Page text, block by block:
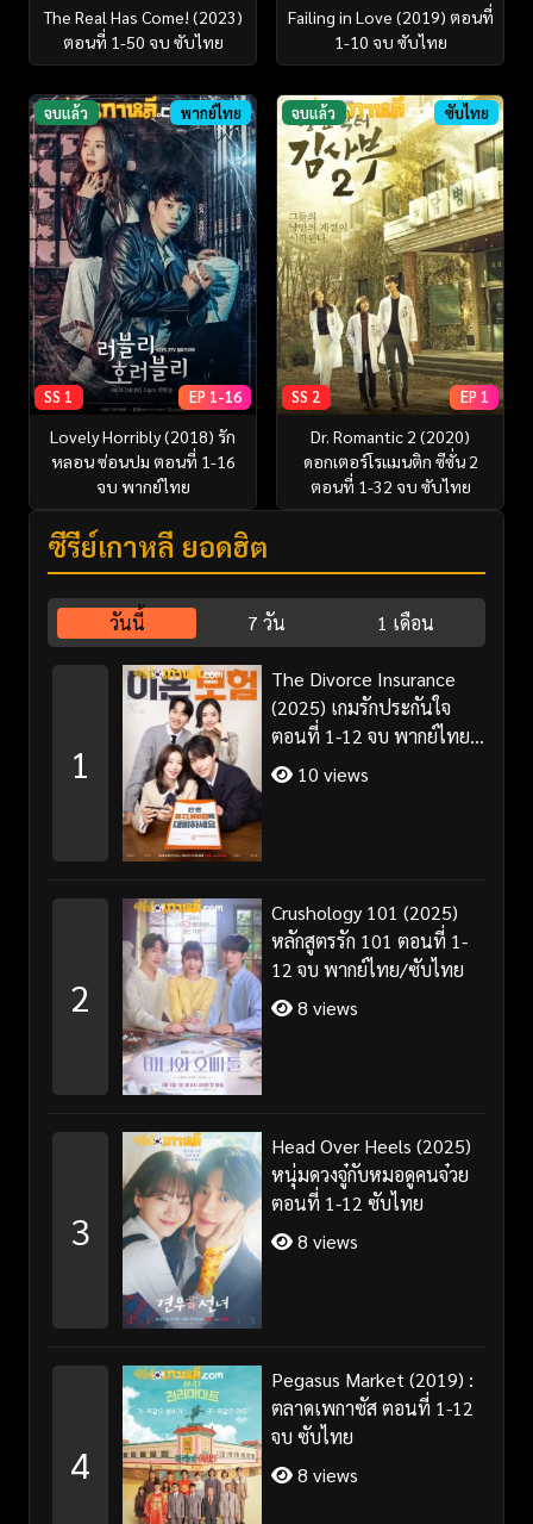
The Real Has Come! (2023)
ตอนที่ 1-50 จบ ซับไทย
Failing in Love (2019) ตอนที่
1-10 จบ ซับไทย
จบแล้ว พากย์ไทย
SS 1 EP 1-16
Lovely Horribly (2018) รัก
หลอน ซ่อนปม ตอนที่ 1-16
จบ พากย์ไทย
จบแล้ว ซับไทย
SS 2 EP 1
Dr. Romantic 2 (2020)
ดอกเตอร์โรแมนติก ซีซั่น 2
ตอนที่ 1-32 จบ ซับไทย
ซีรี่ย์เกาหลี ยอดฮิต
วันนี้ 7 วัน 1 เดือน
1
The Divorce Insurance
(2025) เกมรักประกันใจ
ตอนที่ 1-12 จบ พากย์ไทย
ซับไทย
10 views
2
Crushology 101 (2025)
หลักสูตรรัก 101 ตอนที่ 1-
12 จบ พากย์ไทย/ซับไทย
8 views
3
Head Over Heels (2025)
หนุ่มดวงจู๋กับหมอดูคนจ๋วย
ตอนที่ 1-12 ซับไทย
8 views
4
Pegasus Market (2019) :
ตลาดเพกาซัส ตอนที่ 1-12
จบ ซับไทย
8 views